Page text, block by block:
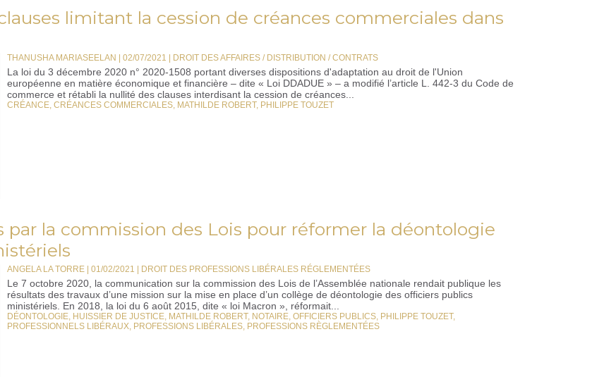
limitant la cession de créances commerciales dans
THANUSHA MARIASEELAN | 02/07/2021 DROIT DES AFFAIRES / DISTRIBUTION / CONTRATS
La loi du 3 décembre 2020 n° 2020-1508 portant diverses dispositions d'adaptation au droit de l'Union
européenne en matière économique et financière – dite « Loi DDADUE » – a modifié l’article L. 442-3 du Code de
commerce et rétabli la nullité des clauses interdisant la cession de créances...
CRÉANCE, CRÉANCES COMMERCIALES, MATHILDE ROBERT, PHILIPPE TOUZET
par la commission des Lois pour réformer la déontologie
ANGELA LA TORRE | 01/02/2021 DROIT DES PROFESSIONS LIBÉRALES RÉGLEMENTÉES
Le 7 octobre 2020, la communication sur la commission des Lois de l’Assemblée nationale rendait publique les
résultats des travaux d’une mission sur la mise en place d’un collège de déontologie des officiers publics
ministériels. En 2018, la loi du 6 août 2015, dite « loi Macron », réformait...
DÉONTOLOGIE, HUISSIER DE JUSTICE, MATHILDE ROBERT, NOTAIRE, OFFICIERS PUBLICS, PHILIPPE TOUZET,
PROFESSIONNELS LIBÉRAUX, PROFESSIONS LIBÉRALES, PROFESSIONS RÈGLEMENTÉES